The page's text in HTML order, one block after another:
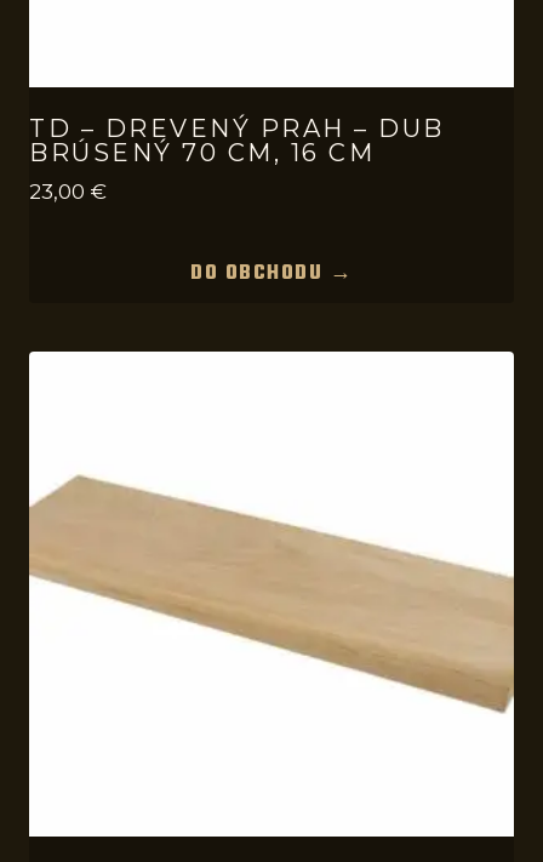
TD – DREVENÝ PRAH – DUB
BRÚSENÝ 70 CM, 16 CM
23,00 €
DO OBCHODU →